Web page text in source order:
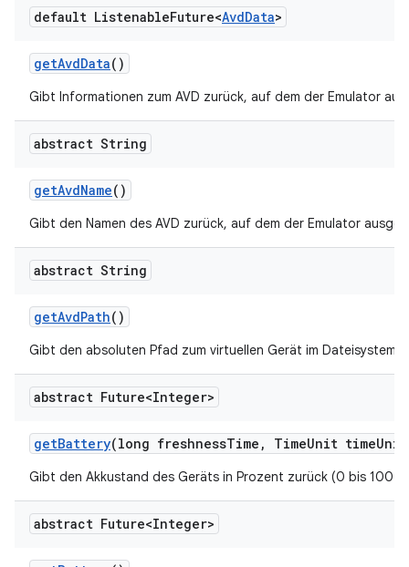
default ListenableFuture<AvdData>
getAvdData()
Gibt Informationen zum AVD zurück, auf dem der Emulator
abstract String
getAvdName()
Gibt den Namen des AVD zurück, auf dem der Emulator
abstract String
getAvdPath()
Gibt den absoluten Pfad zum virtuellen Gerät im Dateisystem
abstract Future<Integer>
getBattery(long freshnessTime , TimeUnit time
Gibt den Akkustand des Geräts in Prozent zurück (0 bis 100
abstract Future<Integer>